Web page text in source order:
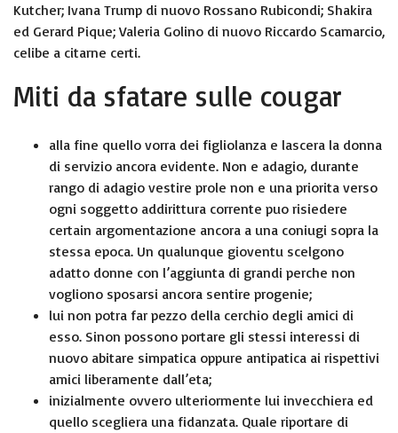
Kutcher; Ivana Trump di nuovo Rossano Rubicondi; Shakira
ed Gerard Pique; Valeria Golino di nuovo Riccardo Scamarcio,
celibe a citarne certi.
Miti da sfatare sulle cougar
alla fine quello vorra dei figliolanza e lascera la donna
di servizio ancora evidente. Non e adagio, durante
rango di adagio vestire prole non e una priorita verso
ogni soggetto addirittura corrente puo risiedere
certain argomentazione ancora a una coniugi sopra la
stessa epoca. Un qualunque gioventu scelgono
adatto donne con l’aggiunta di grandi perche non
vogliono sposarsi ancora sentire progenie;
lui non potra far pezzo della cerchio degli amici di
esso. Sinon possono portare gli stessi interessi di
nuovo abitare simpatica oppure antipatica ai rispettivi
amici liberamente dall’eta;
inizialmente ovvero ulteriormente lui invecchiera ed
quello scegliera una fidanzata. Quale riportare di